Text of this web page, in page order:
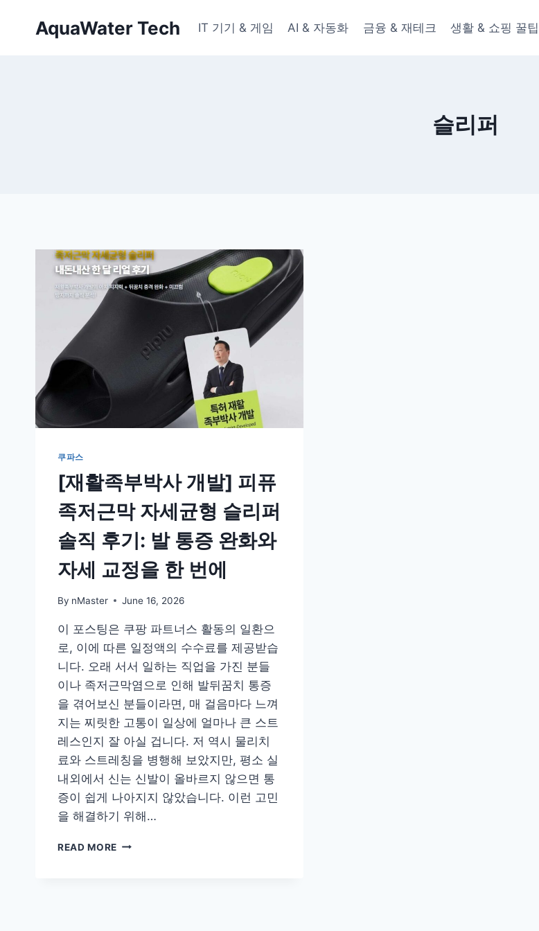
AquaWater Tech IT 기기 & 게임 AI & 자동화 금융 & 재테크 생활 & 쇼핑 꿀팁
슬리퍼
쿠파스
[재활족부박사 개발] 피퓨
족저근막 자세균형 슬리퍼
솔직 후기: 발 통증 완화와
자세 교정을 한 번에
By nMaster June 16, 2026
이 포스팅은 쿠팡 파트너스 활동의 일환으
로, 이에 따른 일정액의 수수료를 제공받습
니다. 오래 서서 일하는 직업을 가진 분들
이나 족저근막염으로 인해 발뒤꿈치 통증
을 겪어보신 분들이라면, 매 걸음마다 느껴
지는 찌릿한 고통이 일상에 얼마나 큰 스트
레스인지 잘 아실 겁니다. 저 역시 물리치
료와 스트레칭을 병행해 보았지만, 평소 실
내외에서 신는 신발이 올바르지 않으면 통
증이 쉽게 나아지지 않았습니다. 이런 고민
을 해결하기 위해…
READ MORE [재